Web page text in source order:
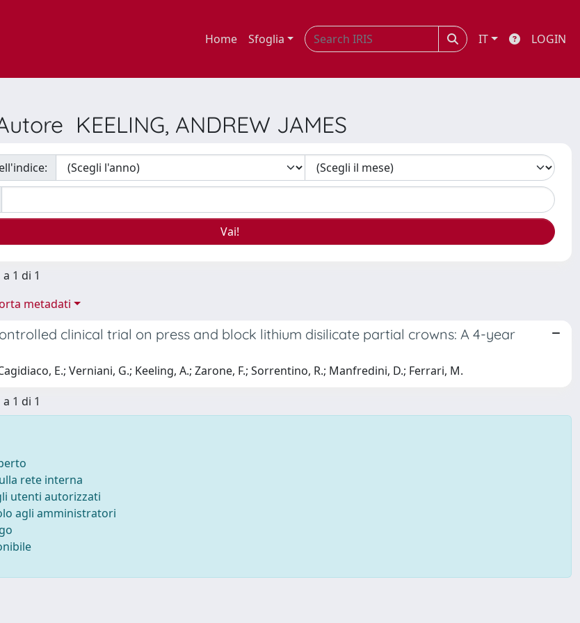
Home Sfoglia IT LOGIN
KEELING, ANDREW JAMES
1 di 1
metadati
clinical trial on press and block lithium disilicate partial crowns: A 4-year
E.; Verniani, G.; Keeling, A.; Zarone, F.; Sorrentino, R.; Manfredini, D.; Ferrari, M.
1 di 1
rete interna
utenti autorizzati
agli amministratori